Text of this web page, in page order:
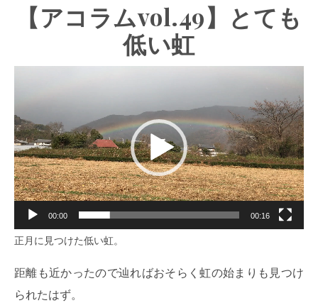
【アコラムvol.49】とても
低い虹
プ
レ
ー
ヤ
00:00 00:16
正月に見つけた低い虹。
距離も近かったので辿ればおそらく虹の始まりも見つけ
られたはず。